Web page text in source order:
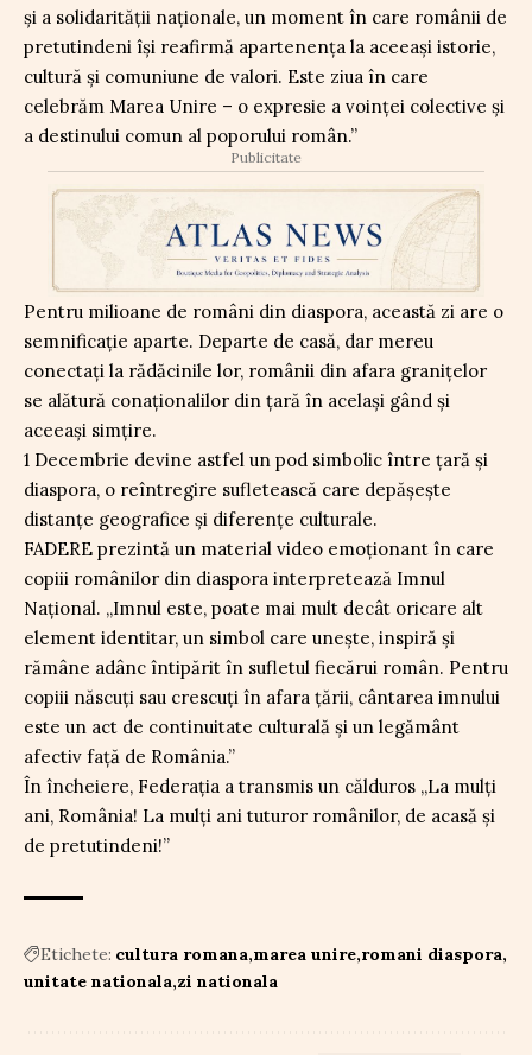
și a solidarității naționale, un moment în care românii de
pretutindeni își reafirmă apartenența la aceeași istorie,
cultură și comuniune de valori. Este ziua în care
celebrăm Marea Unire – o expresie a voinței colective și
a destinului comun al poporului român.”
Publicitate
Pentru milioane de români din diaspora, această zi are o
semnificație aparte. Departe de casă, dar mereu
conectați la rădăcinile lor, românii din afara granițelor
se alătură conaționalilor din țară în același gând și
aceeași simțire.
1 Decembrie devine astfel un pod simbolic între țară și
diaspora, o reîntregire sufletească care depășește
distanțe geografice și diferențe culturale.
FADERE prezintă un material video emoționant în care
copiii românilor din diaspora interpretează Imnul
Național. „Imnul este, poate mai mult decât oricare alt
element identitar, un simbol care unește, inspiră și
rămâne adânc întipărit în sufletul fiecărui român. Pentru
copiii născuți sau crescuți în afara țării, cântarea imnului
este un act de continuitate culturală și un legământ
afectiv față de România.”
În încheiere, Federația a transmis un călduros „La mulți
ani, România! La mulți ani tuturor românilor, de acasă și
de pretutindeni!”
Etichete: cultura romana marea unire romani diaspora
unitate nationala zi nationala